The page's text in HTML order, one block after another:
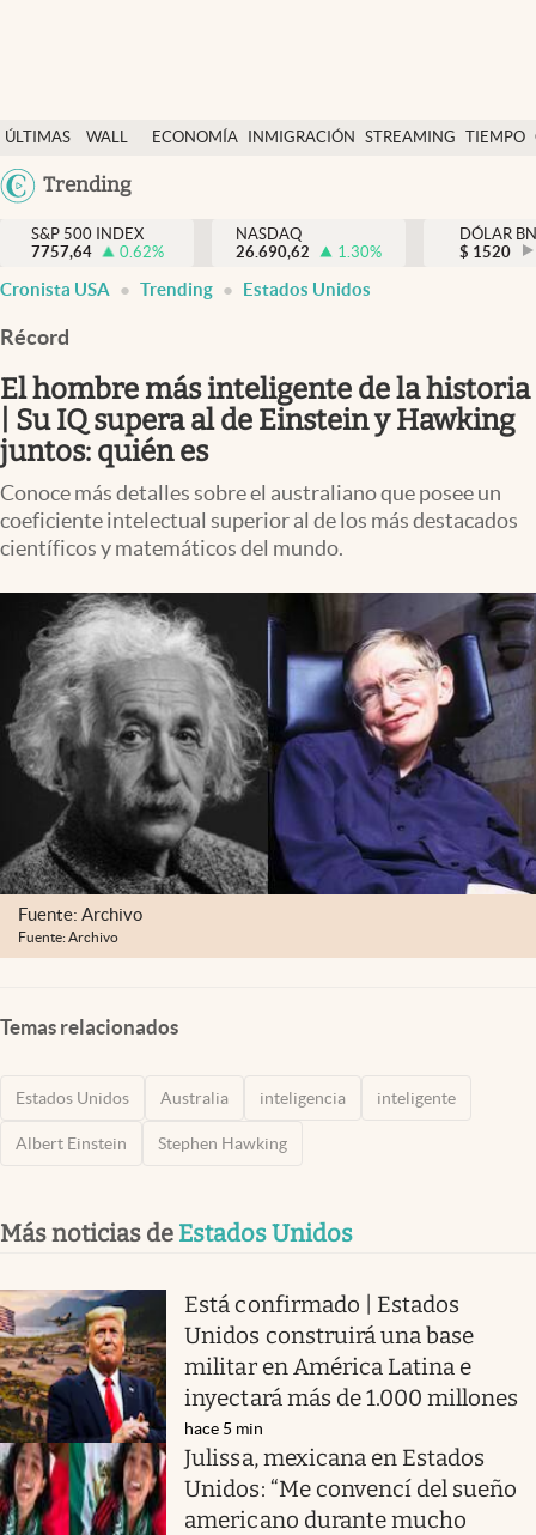
ÚLTIMAS
NOTICIAS
WALL
DÓLAR
ECONOMÍA INMIGRACIÓN STREAMING TIEMPO
México
Trending
Finanzas y economía
Wall Street y dólar
Inmigración
Espiritual
Streaming
PC y mobile
Lifestyle
USA
S&P 500 INDEX
7757,64
0.62%
NASDAQ
26.690,62
1.30%
DÓLAR
$ 1520
Cronista USA Trending Estados Unidos
Récord
El hombre más inteligente de la historia
| Su IQ supera al de Einstein y Hawking
juntos: quién es
Conoce más detalles sobre el australiano que posee un
coeficiente intelectual superior al de los más destacados
científicos y matemáticos del mundo.
Fuente: Archivo
Fuente: Archivo
Temas relacionados
Estados Unidos Australia inteligencia inteligente
Albert Einstein Stephen Hawking
Más noticias de Estados Unidos
Está confirmado | Estados
Unidos construirá una base
militar en América Latina e
inyectará más de 1.000 millones
hace 5 min
Julissa, mexicana en Estados
Unidos: “Me convencí del sueño
americano durante mucho